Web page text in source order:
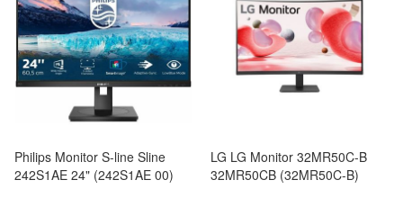
Philips Monitor S-line Sline
242S1AE 24" (242S1AE 00)
LG LG Monitor 32MR50C-B
32MR50CB (32MR50C-B)